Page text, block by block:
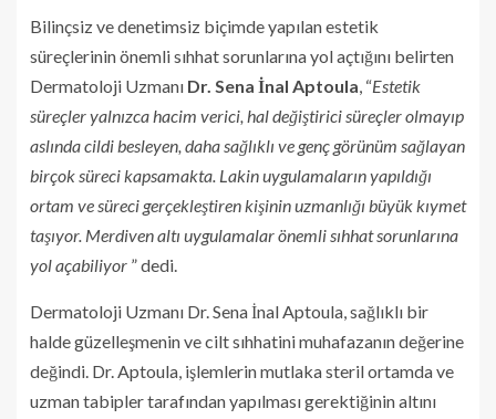
Bilinçsiz ve denetimsiz biçimde yapılan estetik
süreçlerinin önemli sıhhat sorunlarına yol açtığını belirten
Dermatoloji Uzmanı Dr. Sena İnal Aptoula, “Estetik
süreçler yalnızca hacim verici, hal değiştirici süreçler olmayıp
aslında cildi besleyen, daha sağlıklı ve genç görünüm sağlayan
birçok süreci kapsamakta. Lakin uygulamaların yapıldığı
ortam ve süreci gerçekleştiren kişinin uzmanlığı büyük kıymet
taşıyor. Merdiven altı uygulamalar önemli sıhhat sorunlarına
yol açabiliyor ” dedi.
Dermatoloji Uzmanı Dr. Sena İnal Aptoula, sağlıklı bir
halde güzelleşmenin ve cilt sıhhatini muhafazanın değerine
değindi. Dr. Aptoula, işlemlerin mutlaka steril ortamda ve
uzman tabipler tarafından yapılması gerektiğinin altını